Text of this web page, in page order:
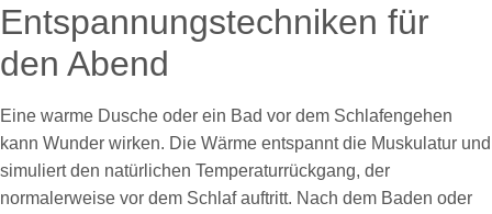
Entspannungstechniken für
den Abend
Eine warme Dusche oder ein Bad vor dem Schlafengehen
kann Wunder wirken. Die Wärme entspannt die Muskulatur und
simuliert den natürlichen Temperaturrückgang, der
normalerweise vor dem Schlaf auftritt. Nach dem Baden oder